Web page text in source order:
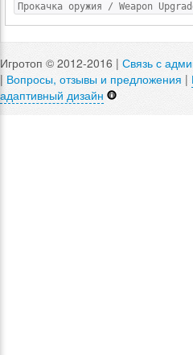
Прокачка оружия / Weapon
Игротоп © 2012-2016 | Связь с
| Вопросы, отзывы и предложения |
адаптивный дизайн